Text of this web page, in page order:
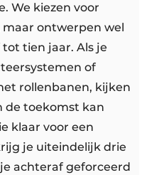
We kiezen voor
maar ontwerpen wel
tien jaar. Als je
of
rollenbanen, kijken
de toekomst kan
klaar voor een
je uiteindelijk drie
achteraf geforceerd